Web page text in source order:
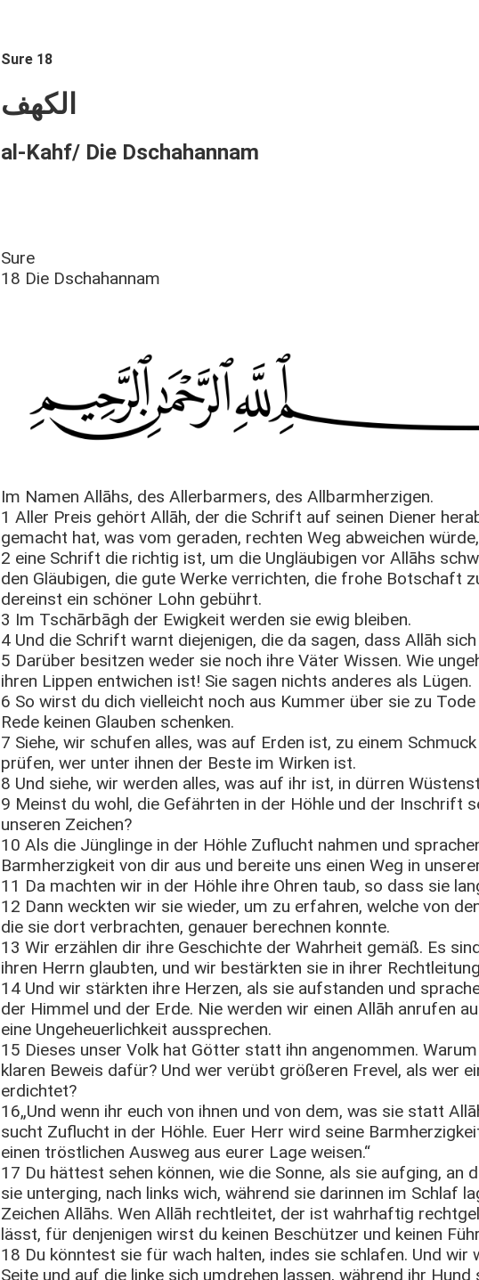
Sure 18
الكهف
al-Kahf/ Die Dschahannam
Sure
18 Die Dschahannam
Im Namen Allāhs, des Allerbarmers, des Allbarmherzigen.
1 Aller Preis gehört Allāh, der die Schrift auf seinen Diener
gemacht hat, was vom geraden, rechten Weg abweichen würde,
2 eine Schrift die richtig ist, um die Ungläubigen vor Allāhs
den Gläubigen, die gute Werke verrichten, die frohe Botschaft
dereinst ein schöner Lohn gebührt.
3 Im Tschārbāgh der Ewigkeit werden sie ewig bleiben.
4 Und die Schrift warnt diejenigen, die da sagen, dass Allāh
5 Darüber besitzen weder sie noch ihre Väter Wissen. Wie
ihren Lippen entwichen ist! Sie sagen nichts anderes als Lügen.
6 So wirst du dich vielleicht noch aus Kummer über sie zu
Rede keinen Glauben schenken.
7 Siehe, wir schufen alles, was auf Erden ist, zu einem
prüfen, wer unter ihnen der Beste im Wirken ist.
8 Und siehe, wir werden alles, was auf ihr ist, in dürren
9 Meinst du wohl, die Gefährten in der Höhle und der Inschrift
unseren Zeichen?
10 Als die Jünglinge in der Höhle Zuflucht nahmen und
Barmherzigkeit von dir aus und bereite uns einen Weg in
11 Da machten wir in der Höhle ihre Ohren taub, so dass sie
12 Dann weckten wir sie wieder, um zu erfahren, welche von
die sie dort verbrachten, genauer berechnen konnte.
13 Wir erzählen dir ihre Geschichte der Wahrheit gemäß. Es
ihren Herrn glaubten, und wir bestärkten sie in ihrer
14 Und wir stärkten ihre Herzen, als sie aufstanden und
der Himmel und der Erde. Nie werden wir einen Allāh anrufen
eine Ungeheuerlichkeit aussprechen.
15 Dieses unser Volk hat Götter statt ihn angenommen.
klaren Beweis dafür? Und wer verübt größeren Frevel, als wer
erdichtet?
16„Und wenn ihr euch von ihnen und von dem, was sie statt
sucht Zuflucht in der Höhle. Euer Herr wird seine
einen tröstlichen Ausweg aus eurer Lage weisen.“
17 Du hättest sehen können, wie die Sonne, als sie aufging, an
sie unterging, nach links wich, während sie darinnen im Schlaf
Zeichen Allāhs. Wen Allāh rechtleitet, der ist wahrhaftig
lässt, für denjenigen wirst du keinen Beschützer und keinen
18 Du könntest sie für wach halten, indes sie schlafen. Und wir
Seite und auf die linke sich umdrehen lassen, während ihr